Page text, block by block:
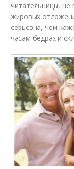
читательницы, не
жировых
серьезна, чем
часам бедрах и